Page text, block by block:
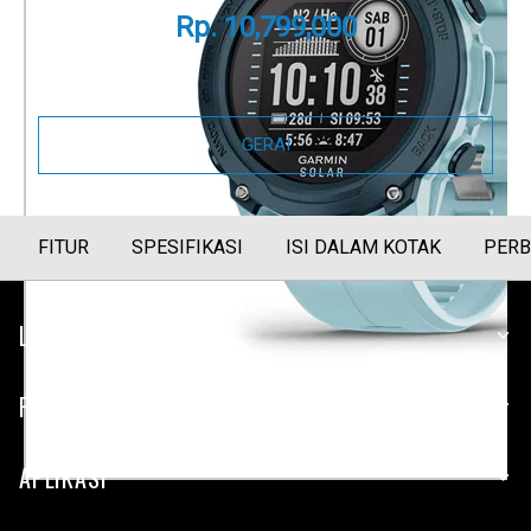
Rp. 10,799,000
GERAI
FITUR SPESIFIKASI ISI DALAM KOTAK
LAYANAN PELANGGAN
PERUSAHAAN
APLIKASI